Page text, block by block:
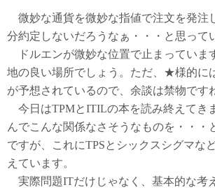
微妙な通貨を微妙な指値で注文を発注
分約定しないだろうなぁ・・・と思って
ドルエンが微妙な位置で止まっていま
地の良い場所でしょう。ただ、★様的に
が予想されているので、余談は禁物です
今日はTPMとITILの本を読み終えてき
んでこんな関係なさそうなものを・・・
ですが、これにTPSとシックスシグマな
えています。
実際問題ITだけじゃなく、基本的な考